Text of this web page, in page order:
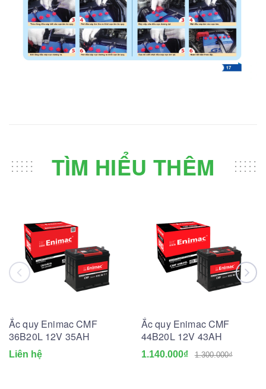
TÌM HIỂU THÊM
Ắc quy Enimac CMF
36B20L 12V 35AH
Liên hệ
Ắc quy Enimac CMF
44B20L 12V 43AH
1.140.000₫ 1.300.000₫